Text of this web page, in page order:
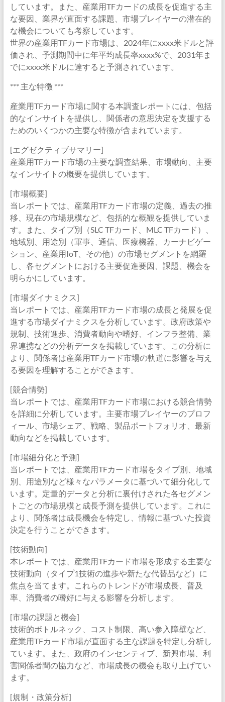
しています。また、産業用TFカードの成長を促進する主
な要因、業界が直面する課題、市場プレイヤーの潜在的
な機会についても考察しています。
世界の産業用TFカード市場は、2024年にxxxx米ドルと評
価され、予測期間中に年平均成長率xxxx%で、2031年ま
でにxxxx米ドルに達すると予測されています。
*** 主な特徴 ***
産業用TFカード市場に関する本調査レポートには、包括
的なインサイトを提供し、関係者の意思決定を支援する
ためのいくつかの主要な特徴が含まれています。
[エグゼクティブサマリー]
産業用TFカード市場の主要な調査結果、市場動向、主要
なインサイトの概要を提供しています。
[市場概要]
当レポートでは、産業用TFカード市場の定義、過去の推
移、現在の市場規模など、包括的な概観を提供していま
す。また、タイプ別（SLC TFカード、MLC TFカード）、
地域別、用途別（軍事、通信、医療機器、カーナビゲー
ション、産業用IoT、その他）の市場セグメントを網羅
し、各セグメントにおける主要促進要因、課題、機会を
明らかにしています。
[市場ダイナミクス]
当レポートでは、産業用TFカード市場の成長と発展を促
進する市場ダイナミクスを分析しています。政府政策や
規制、技術進歩、消費者動向や嗜好、インフラ整備、業
界連携などの分析データを掲載しています。この分析に
より、関係者は産業用TFカード市場の軌道に影響を与え
る要因を理解することができます。
[競合情勢]
当レポートでは、産業用TFカード市場における競合情勢
を詳細に分析しています。主要市場プレイヤーのプロフ
ィール、市場シェア、戦略、製品ポートフォリオ、最新
動向などを掲載しています。
[市場細分化と予測]
当レポートでは、産業用TFカード市場をタイプ別、地域
別、用途別など様々なパラメータに基づいて細分化して
います。定量的データと分析に裏付けされた各セグメン
トごとの市場規模と成長予測を提供しています。これに
より、関係者は成長機会を特定し、情報に基づいた投資
決定を行うことができます。
[技術動向]
本レポートでは、産業用TFカード市場を形成する主要な
技術動向（タイプ1技術の進歩や新たな代替品など）に
焦点を当てます。これらのトレンドが市場成長、普及
率、消費者の嗜好に与える影響を分析します。
[市場の課題と機会]
技術的ボトルネック、コスト制限、高い参入障壁など、
産業用TFカード市場が直面する主な課題を特定し分析し
ています。また、政府のインセンティブ、新興市場、利
害関係者間の協力など、市場成長の機会も取り上げてい
ます。
[規制・政策分析]